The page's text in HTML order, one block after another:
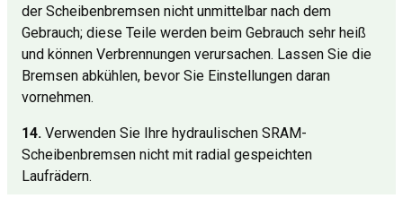
der Scheibenbremsen nicht unmittelbar nach dem
Gebrauch; diese Teile werden beim Gebrauch sehr heiß
und können Verbrennungen verursachen. Lassen Sie die
Bremsen abkühlen, bevor Sie Einstellungen daran
vornehmen.
14. Verwenden Sie Ihre hydraulischen SRAM-
Scheibenbremsen nicht mit radial gespeichten
Laufrädern.